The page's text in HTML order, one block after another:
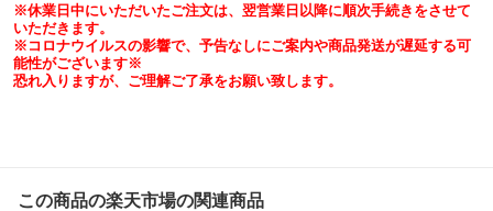
※休業日中にいただいたご注文は、翌営業日以降に順次手続きをさせて
いただきます。
※コロナウイルスの影響で、予告なしにご案内や商品発送が遅延する可
能性がございます※
恐れ入りますが、ご理解ご了承をお願い致します。
この商品の楽天市場の関連商品